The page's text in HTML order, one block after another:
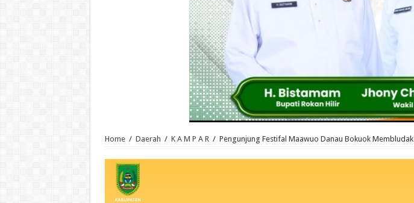
Home / Daerah / K A M P A R / Pengunjung Festifal Maawuo Danau Bokuok Membludak